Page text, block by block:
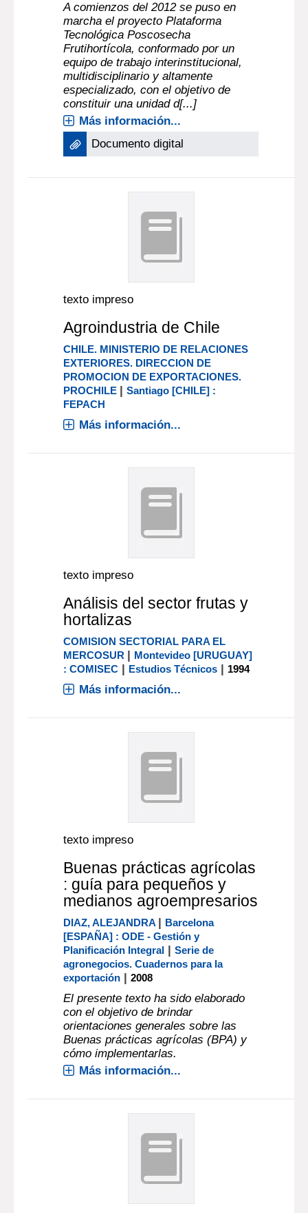
A comienzos del 2012 se puso en
marcha el proyecto Plataforma
Tecnológica Poscosecha
Frutihortícola, conformado por un
equipo de trabajo interinstitucional,
multidisciplinario y altamente
especializado, con el objetivo de
constituir una unidad d[...]
Más información...
Documento digital
texto impreso
Agroindustria de Chile
CHILE. MINISTERIO DE RELACIONES
EXTERIORES. DIRECCION DE
PROMOCION DE EXPORTACIONES.
PROCHILE |Santiago [CHILE] :
FEPACH
Más información...
texto impreso
Análisis del sector frutas y
hortalizas
COMISION SECTORIAL PARA EL
MERCOSUR | Montevideo [URUGUAY]
: COMISEC | Estudios Técnicos | 1994
Más información...
texto impreso
Buenas prácticas agrícolas
: guía para pequeños y
medianos agroempresarios
DIAZ, ALEJANDRA | Barcelona
[ESPAÑA] : ODE - Gestión y
Planificación Integral |Serie de
agronegocios. Cuadernos para la
exportación |2008
El presente texto ha sido elaborado
con el objetivo de brindar
orientaciones generales sobre las
Buenas prácticas agrícolas (BPA) y
cómo implementarlas.
Más información...